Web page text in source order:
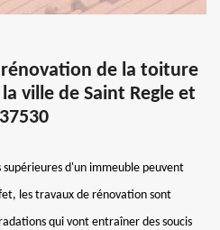
de la toiture
ville de Saint Regle et
supérieures d'un immeuble peuvent
les travaux de rénovation sont
qui vont entraîner des soucis